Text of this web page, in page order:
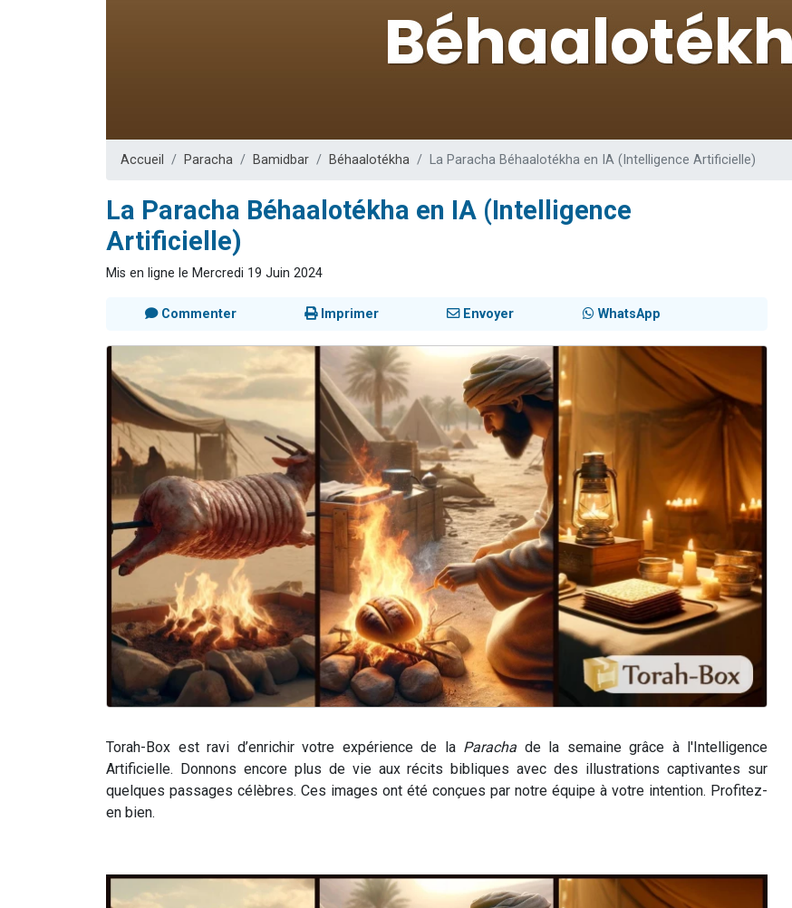
Il reste 49 places pour étudier en groupe sur Zoom
12 nouvelles musiques dans Torah-Box Music
3 personnes viennent de nous rejoindre sur WhatsApp
Accueil Paracha Bamidbar Béhaalotékha La Paracha Béhaalotékha en IA (Intelligence Artificielle)
La Paracha Béhaalotékha en IA (Intelligence
Artificielle)
Mis en ligne le Mercredi 19 Juin 2024
Commenter Imprimer Envoyer WhatsApp
Torah-Box est ravi d’enrichir votre expérience de laParacha de la semaine grâce à l'Intelligence
Artificielle. Donnons encore plus de vie aux récits bibliques avec des illustrations captivantes sur
quelques passages célèbres. Ces images ont été conçues par notre équipe à votre intention. Profitez-
en bien.